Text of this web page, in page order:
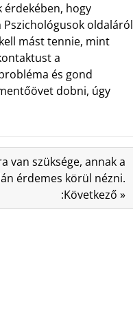
érdekében, hogy
oldaláról
mást tennie, mint
a
és gond
dobni, úgy
van szüksége, annak a
érdemes körül nézni.
:Következő »